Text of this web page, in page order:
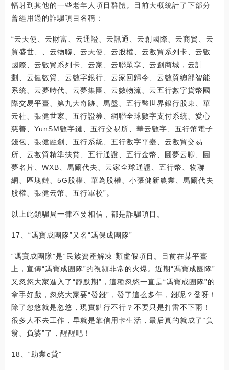
輻射到其他的一些老年人項目群體。目前大概統計了下部分
曾經用過的詐騙項目名稱：
“云天使、云財富、云通證、云訊通、云創國際、云商貿、云
貿盛世、、云物聯、云天使、云股權、云數貿系列卡、云數
國際、云數貿系列卡、云家、云聯眾享、云創商城，云計
劃、云健數貿、云數字銀行、云家回歸令、云數貿總部智能
系統、云夢時代、云夢集團、云數物流、云五行數字貨幣國
際交易平臺、第九大奇跡、馬盤、五行幣世界銀行股東、華
云社、張健世家、五行證券、網聯全球數字支付系統、愛心
慈善、YunSM數字鏈、五行交易所、華云數字、五行幣電子
錢包、張健融創、五行系統、五行數字平臺、云數貿交易
所、云數貿精準扶貧、五行通證、五行金幣、圓夢云聊、圓
夢名片、WXB、馬爾代夫、云家全球通證、五行幣、物聯
網、區塊鏈、5G股權、華為股權、小張健新農業、馬爾代夫
股權、張健云幣、五行軍校”。
以上此類騙局一律不要相信，都是詐騙項目。
17、“馮寶成團隊”又名“馮保成團隊”
“馮寶成團隊”是“民族資產解凍”類虛假項目。目前在某平臺
上，宣傳“馮寶成團隊”的視頻非常的火爆。近期“馮寶成團隊”
又忽悠大家進入了“靜默期”，這種忽悠一直是“馮寶成團隊”的
拿手好戲，忽悠大家要“發錢”，發了這么多年，錢呢？發呀！
除了忽悠就是忽悠，現實點行不行？不要只是打雷不下雨！
很多人不去工作，早就是靠信用卡生活，最后真的就成了“負
翁、負婆”了，醒醒吧！
18、“助業e貸”